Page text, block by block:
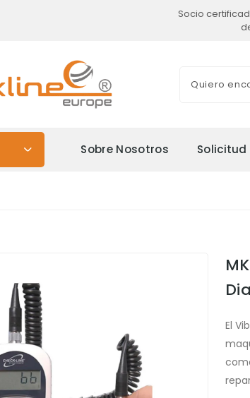
Socio
Sobre Nosotros Solicitud
El